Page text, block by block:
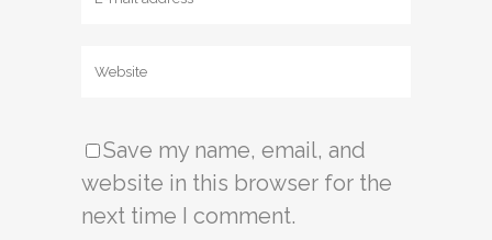
Save my name, email, and
website in this browser for the
next time I comment.